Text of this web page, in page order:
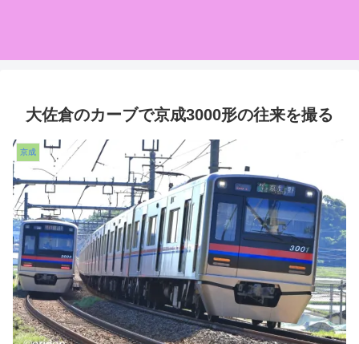
大佐倉のカーブで京成3000形の往来を撮る
京成